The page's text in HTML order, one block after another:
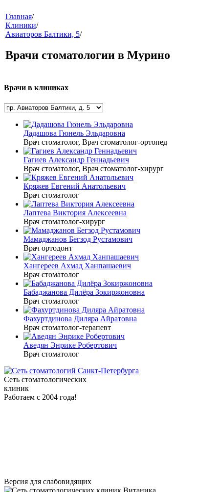
меню
звонок
клиники
Главная/
Клиники/
Авиаторов Балтики, 5/
Врачи стоматологии в Мурино
Врачи в клиниках
Дадашова Гюнель Эльдаровна
Врач стоматолог, Врач стоматолог-ортопед
Гагиев Александр Геннадьевич
Врач стоматолог, Врач стоматолог-хирург
Кряжев Евгений Анатольевич
Врач стоматолог
Лаптева Виктория Алексеевна
Врач стоматолог-хирург
Мамаджанов Бегзод Рустамович
Врач ортодонт
Хангереев Ахмад Ханпашаевич
Врач стоматолог
Бабаджанова Дилёра Зокиржоновна
Врач стоматолог
Фахуртдинова Диляра Айратовна
Врач стоматолог-терапевт
Аведян Энрике Робертович
Врач стоматолог
Сеть стоматологических
клиник
Работаем с 2004 года!
Версия для слабовидящих